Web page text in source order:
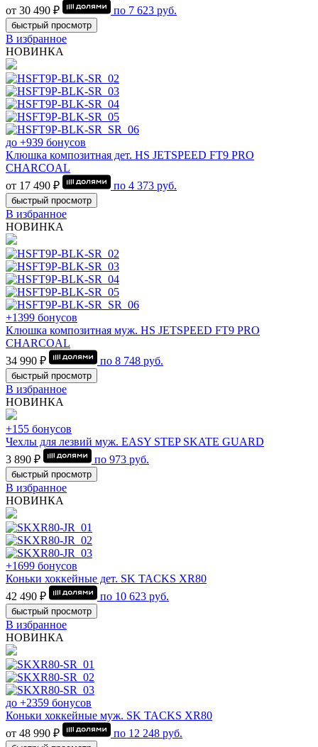
от 30 490 ₽
по 7 623 руб.
быстрый просмотр
В избранное
НОВИНКА
до +939 бонусов
Клюшка композитная дет. HS JETSPEED FT9 PRO
CHARCOAL
от 17 490 ₽
по 4 373 руб.
быстрый просмотр
В избранное
НОВИНКА
+1399 бонусов
Клюшка композитная муж. HS JETSPEED FT9 PRO
CHARCOAL
34 990 ₽
по 8 748 руб.
быстрый просмотр
В избранное
НОВИНКА
+155 бонусов
Чехлы для лезвий муж. EASY STEP SKATE GUARD
3 890 ₽
по 973 руб.
быстрый просмотр
В избранное
НОВИНКА
+1699 бонусов
Коньки хоккейные дет. SK TACKS XR80
42 490 ₽
по 10 623 руб.
быстрый просмотр
В избранное
НОВИНКА
до +2359 бонусов
Коньки хоккейные муж. SK TACKS XR80
от 48 990 ₽
по 12 248 руб.